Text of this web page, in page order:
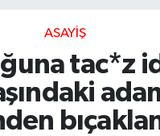
ASAYIŞ
tac*z
Durumu ve Fikstür
Haberleri